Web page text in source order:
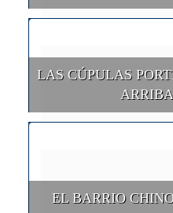
LAS CÚPULAS
ARRIBA
EL BARRIO